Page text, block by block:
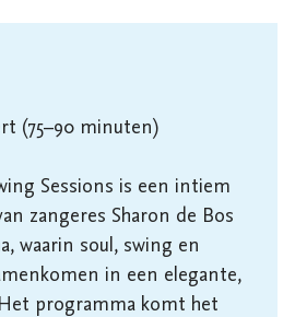
(75–90 minuten)
Sessions is een intiem
zangeres Sharon de Bos
waarin soul, swing en
in een elegante,
programma komt het